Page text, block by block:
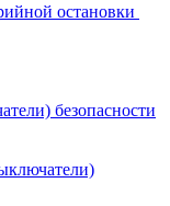
остановки
безопасности